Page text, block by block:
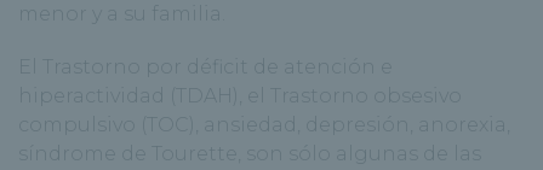
menor y a su familia.
El Trastorno por déficit de atención e
hiperactividad (TDAH), el Trastorno obsesivo
compulsivo (TOC), ansiedad, depresión, anorexia,
síndrome de Tourette, son sólo algunas de las